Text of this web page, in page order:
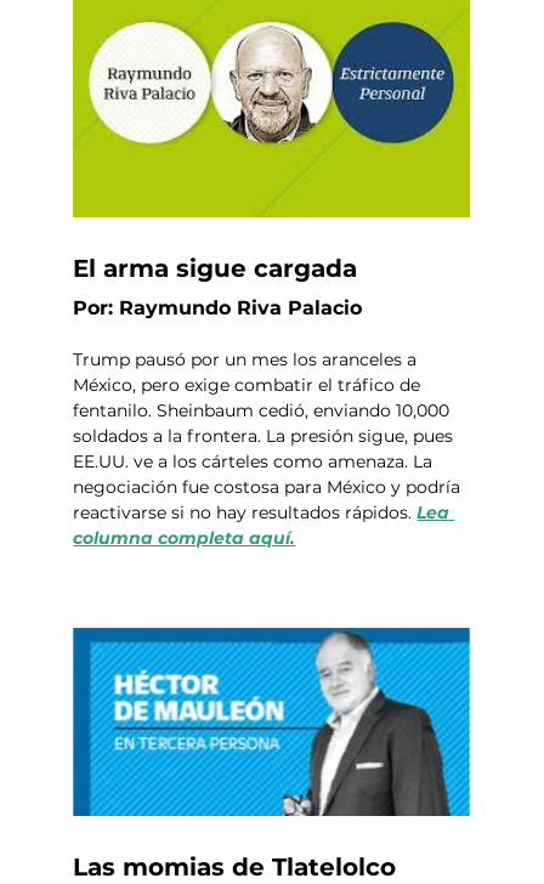
El arma sigue cargada
Por: Raymundo Riva Palacio
Trump pausó por un mes los aranceles a
México, pero exige combatir el tráfico de
fentanilo. Sheinbaum cedió, enviando 10,000
soldados a la frontera. La presión sigue, pues
EE.UU. ve a los cárteles como amenaza. La
negociación fue costosa para México y podría
reactivarse si no hay resultados rápidos. Lea
columna completa aquí.
Las momias de Tlatelolco